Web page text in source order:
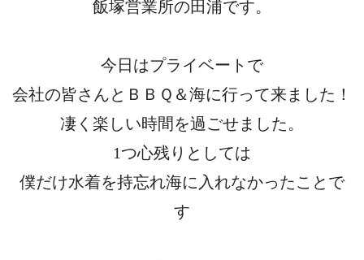
飯塚営業所の田浦です。
今日はプライベートで
会社の皆さんとＢＢＱ＆海に行って来ました！
凄く楽しい時間を過ごせました。
1つ心残りとしては
僕だけ水着を持忘れ海に入れなかったことで
す